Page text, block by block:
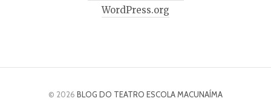
WordPress.org
© 2026 BLOG DO TEATRO ESCOLA MACUNAÍMA